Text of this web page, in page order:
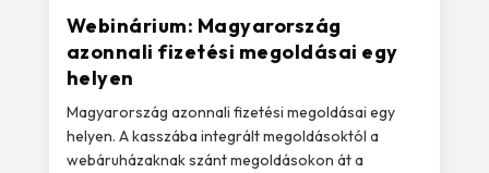
Webinárium: Magyarország
azonnali fizetési megoldásai egy
helyen
Magyarország azonnali fizetési megoldásai egy
helyen. A kasszába integrált megoldásoktól a
webáruházaknak szánt megoldásokon át a